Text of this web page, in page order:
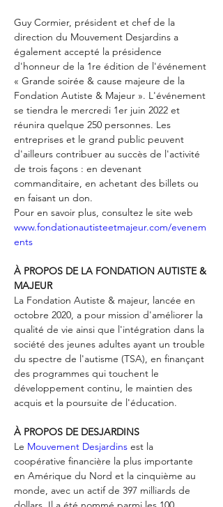
Guy Cormier, président et chef de la
direction du Mouvement Desjardins a
également accepté la présidence
d'honneur de la 1re édition de l'événement
« Grande soirée & cause majeure de la
Fondation Autiste & Majeur ». L'événement
se tiendra le mercredi 1er juin 2022 et
réunira quelque 250 personnes. Les
entreprises et le grand public peuvent
d'ailleurs contribuer au succès de l'activité
de trois façons : en devenant
commanditaire, en achetant des billets ou
en faisant un don.
Pour en savoir plus, consultez le site web
www.fondationautisteetmajeur.com/evenem
ents
À PROPOS DE LA FONDATION AUTISTE &
MAJEUR
La Fondation Autiste & majeur, lancée en
octobre 2020, a pour mission d'améliorer la
qualité de vie ainsi que l'intégration dans la
société des jeunes adultes ayant un trouble
du spectre de l'autisme (TSA), en finançant
des programmes qui touchent le
développement continu, le maintien des
À PROPOS DE DESJARDINS
Le Mouvement Desjardins est la
coopérative financière la plus importante
en Amérique du Nord et la cinquième au
monde, avec un actif de 397 milliards de